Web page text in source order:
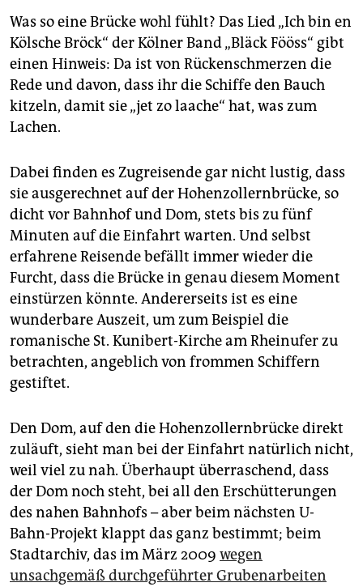
Was so eine Brücke wohl fühlt? Das Lied „Ich bin en
Kölsche Bröck“ der Kölner Band „Bläck Fööss“ gibt
einen Hinweis: Da ist von Rückenschmerzen die
Rede und davon, dass ihr die Schiffe den Bauch
kitzeln, damit sie „jet zo laache“ hat, was zum
Lachen.
Dabei finden es Zugreisende gar nicht lustig, dass
sie ausgerechnet auf der Hohenzollernbrücke, so
dicht vor Bahnhof und Dom, stets bis zu fünf
Minuten auf die Einfahrt warten. Und selbst
erfahrene Reisende befällt immer wieder die
Furcht, dass die Brücke in genau diesem Moment
einstürzen könnte. Andererseits ist es eine
wunderbare Auszeit, um zum Beispiel die
romanische St. Kunibert-Kirche am Rheinufer zu
betrachten, angeblich von frommen Schiffern
gestiftet.
Den Dom, auf den die Hohenzollernbrücke direkt
zuläuft, sieht man bei der Einfahrt natürlich nicht,
weil viel zu nah. Überhaupt überraschend, dass
der Dom noch steht, bei all den Erschütterungen
des nahen Bahnhofs – aber beim nächsten U-
Bahn-Projekt klappt das ganz bestimmt; beim
Stadtarchiv, das im März 2009 wegen
unsachgemäß durchgeführter Grubenarbeiten